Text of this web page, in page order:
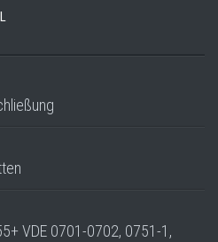
VDE 0701-0702, 0751-1,